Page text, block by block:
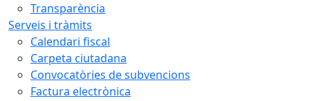
Transparència
Serveis i tràmits
Calendari fiscal
Carpeta ciutadana
Convocatòries de subvencions
Factura electrònica